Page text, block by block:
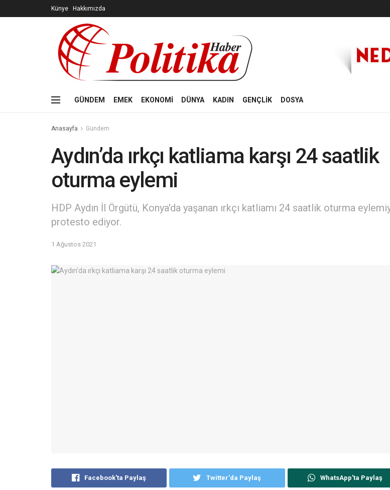
Künye Hakkımızda
GÜNDEM EMEK EKONOMİ DÜNYA KADIN GENÇLİK DOSYA
Anasayfa Gündem
Aydın’da ırkçı katliama karşı 24 saatlik
oturma eylemi
HDP Aydın İl Örgütü, Konya'da yaşanan ırkçı katliamı 24 saatlik oturma
protesto ediyor.
1 Ağustos 2021
Facebook'ta Paylaş Twitter'da Paylaş WhatsApp'ta Paylaş